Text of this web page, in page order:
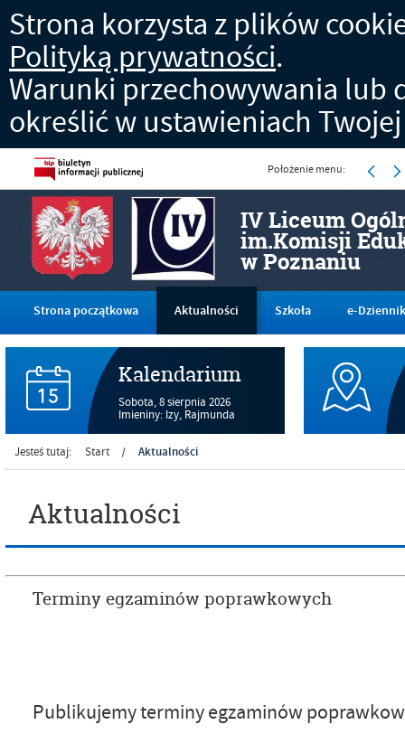
Strona korzysta z plików
Polityką prywatności.
Warunki przechowywania lub
określić w ustawieniach
IV Liceum
im.Komisji
w Poznaniu
Położenie menu:
Strona początkowa Aktualności Szkoła e-Dziennik
Kalendarium
Sobota,8 sierpnia 2026
Imieniny: Izy, Rajmunda
Jesteś tutaj: Start / Aktualności
Aktualności
Terminy egzaminów poprawkowych
Publikujemy terminy egzaminów